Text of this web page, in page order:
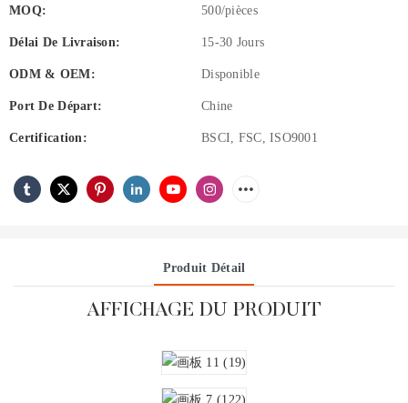
MOQ:
500/pièces
Délai De Livraison: 15-30 Jours
ODM & OEM: Disponible
Port De Départ: Chine
Certification: BSCI, FSC, ISO9001
Produit Détail
AFFICHAGE DU PRODUIT